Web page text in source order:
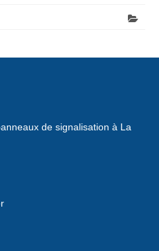
de signalisation à La